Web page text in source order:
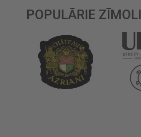
POPULĀRIE ZĪMOLI